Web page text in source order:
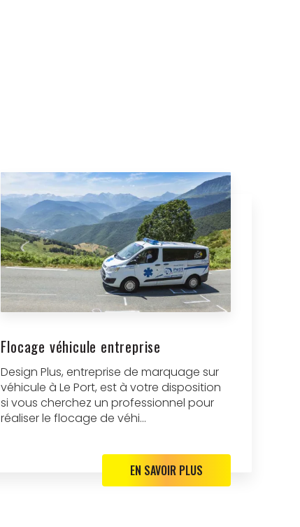
Flocage véhicule entreprise
Design Plus, entreprise de marquage sur
véhicule à Le Port, est à votre disposition
si vous cherchez un professionnel pour
réaliser le flocage de véhi...
EN SAVOIR PLUS